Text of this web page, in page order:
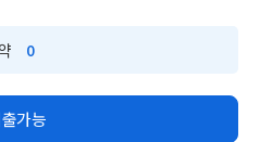
0
가능